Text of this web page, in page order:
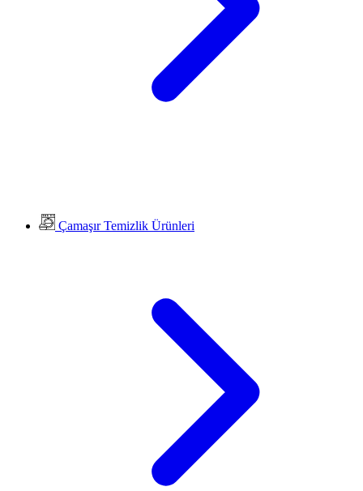
Çamaşır Temizlik Ürünleri